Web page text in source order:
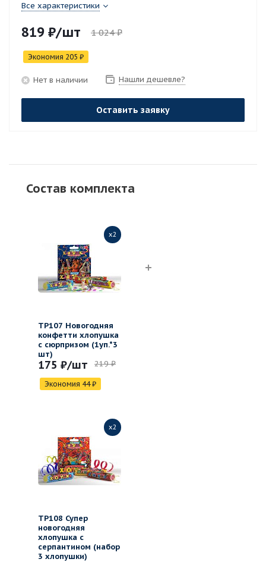
Все характеристики
819 ₽/шт 1 024₽
Экономия 205 ₽
Нет в наличии Нашли дешевле?
Оставить заявку
Состав комплекта
x2
ТР107 Новогодняя
конфетти хлопушка
с сюрпризом (1уп.*3
шт)
175 ₽/шт 219 ₽
Экономия 44₽
x2
ТР108 Супер
новогодняя
хлопушка с
серпантином (набор
3 хлопушки)